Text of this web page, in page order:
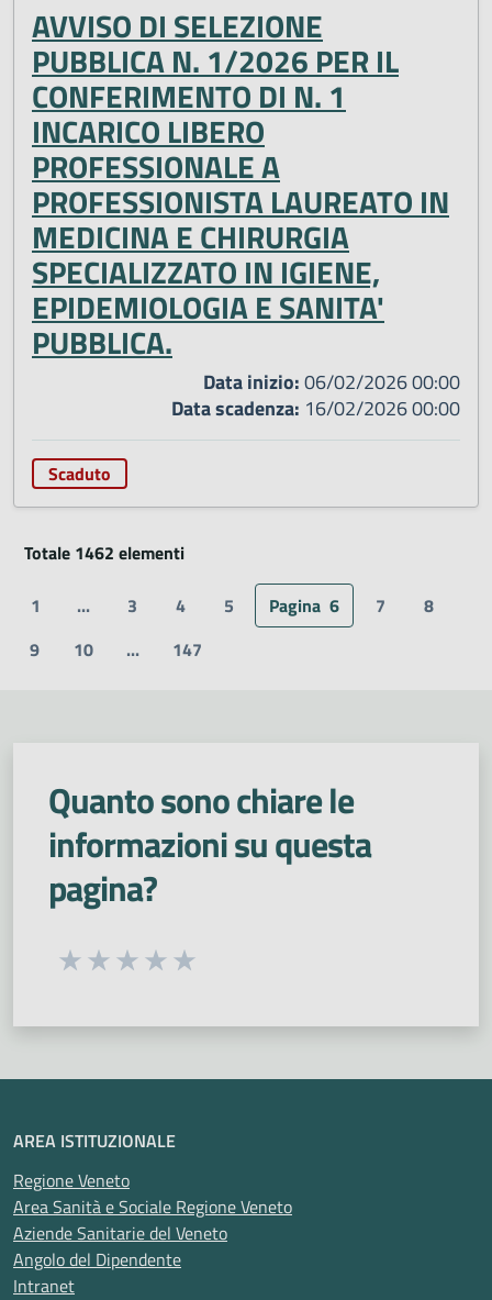
AVVISO DI SELEZIONE
PUBBLICA N. 1/2026 PER IL
CONFERIMENTO DI N. 1
INCARICO LIBERO
PROFESSIONALE A
PROFESSIONISTA LAUREATO IN
MEDICINA E CHIRURGIA
SPECIALIZZATO IN IGIENE,
EPIDEMIOLOGIA E SANITA'
PUBBLICA.
Data inizio:06/02/2026 00:00
Data scadenza: 16/02/2026 00:00
Scaduto
Totale 1462 elementi
1
... 3 4 5 Pagina 6 7
8
9
10 ... 147
Quanto sono chiare le
informazioni su questa
pagina?
Seleziona una valutazione da 1 a 5 stelle
AREA ISTITUZIONALE
Regione Veneto
Area Sanità e Sociale Regione Veneto
Aziende Sanitarie del Veneto
Angolo del Dipendente
Intranet